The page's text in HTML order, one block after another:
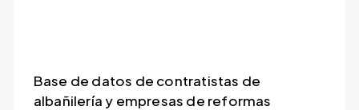
Base de datos de contratistas de
albañilería y empresas de reformas